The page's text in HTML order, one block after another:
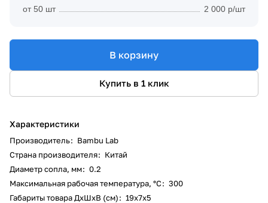
от 50 шт
2 000 р/шт
В корзину
Купить в 1 клик
Характеристики
Производитель: Bambu Lab
Страна производителя: Китай
Диаметр сопла, мм: 0.2
Максимальная рабочая температура, °C: 300
Габариты товара ДxШxВ (см): 19x7x5